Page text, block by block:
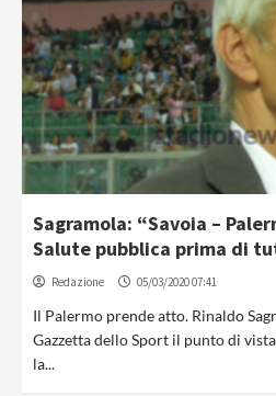
Sagramola: “Savoia –
Salute pubblica prima di
Redazione 05/03/2020 07:41
Il Palermo prende atto. Rinaldo
Gazzetta dello Sport il punto di
la...